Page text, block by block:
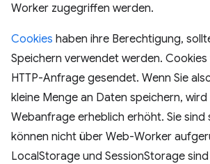
Worker zugegriffen werden.
Cookies haben ihre Berechtigung,
Speichern verwendet werden.
HTTP-Anfrage gesendet. Wenn Sie
kleine Menge an Daten speichern,
Webanfrage erheblich erhöht. Sie sind
können nicht über Web-Worker
LocalStorage und SessionStorage